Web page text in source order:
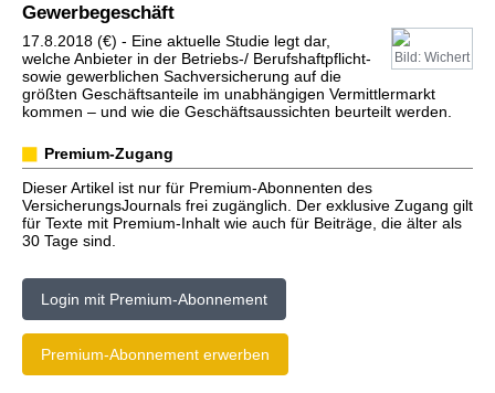
Gewerbegeschäft
Bild: Wichert
17.8.2018 (€) - Eine aktuelle Studie legt dar,
welche Anbieter in der Betriebs-/ Berufshaftpflicht-
sowie gewerblichen Sachversicherung auf die
größten Geschäftsanteile im unabhängigen Vermittlermarkt
kommen – und wie die Geschäftsaussichten beurteilt werden.
Premium-Zugang
Dieser Artikel ist nur für Premium-Abonnenten des
VersicherungsJournals frei zugänglich. Der exklusive Zugang gilt
für Texte mit Premium-Inhalt wie auch für Beiträge, die älter als
30 Tage sind.
Login mit Premium-Abonnement
Premium-Abonnement erwerben